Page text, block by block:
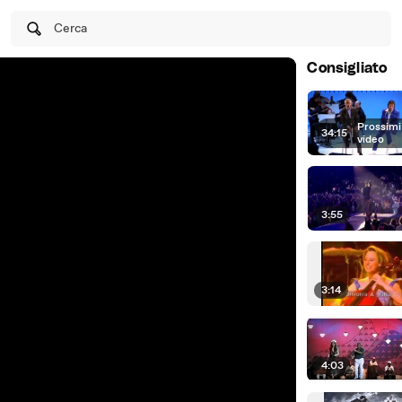
Cerca
Consigliato
34:15 | Prossimi
video
3:55
3:14
4:03